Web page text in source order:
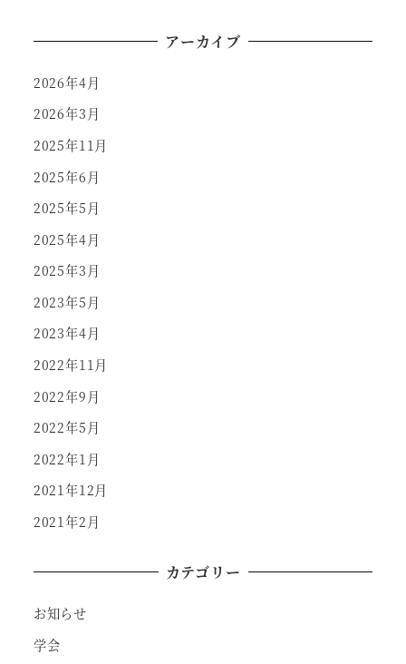
アーカイブ
2026年4月
2026年3月
2025年11月
2025年6月
2025年5月
2025年4月
2025年3月
2023年5月
2023年4月
2022年11月
2022年9月
2022年5月
2022年1月
2021年12月
2021年2月
カテゴリー
お知らせ
学会